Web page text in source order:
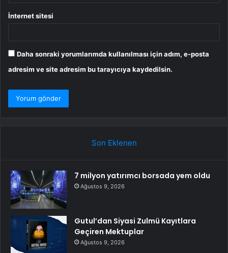
İnternet sitesi
Daha sonraki yorumlarımda kullanılması için adım, e-posta
adresim ve site adresim bu tarayıcıya kaydedilsin.
Son Eklenen
7 milyon yatırımcı borsada yem oldu
Ağustos 9, 2026
Gutul’dan Siyasi Zulmü Kayıtlara
Geçiren Mektuplar
Ağustos 9, 2026